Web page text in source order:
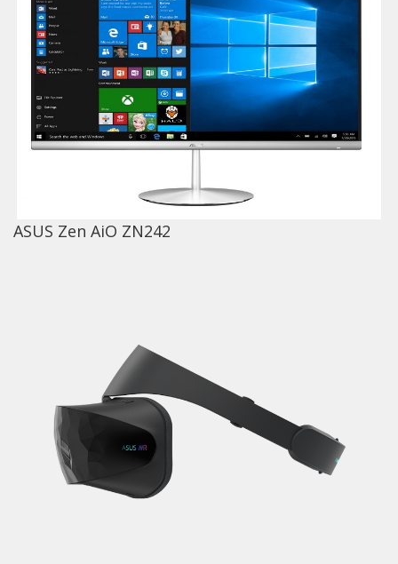
ASUS Zen AiO ZN242